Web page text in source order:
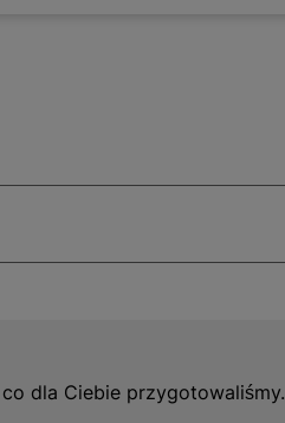
dla Ciebie przygotowaliśmy.